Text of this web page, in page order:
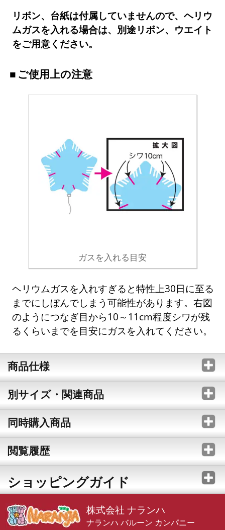
リボン、台紙は付属していませんので、ヘリウ
ムガスを入れる場合は、別途リボン、ウエイト
をご用意ください。
ご使用上の注意
ガスを入れる目安
ヘリウムガスを入れすぎると特性上30日に至る
までにしぼんでしまう可能性があります。右図
のようにつなぎ目から10～11cm程度シワが残
るくらいまでを目安にガスを入れてください。
商品仕様
別サイズ・関連商品
同時購入商品
閲覧履歴
ショッピングガイド
株式会社 ナランハ
ナランハ バルーン カンパニー